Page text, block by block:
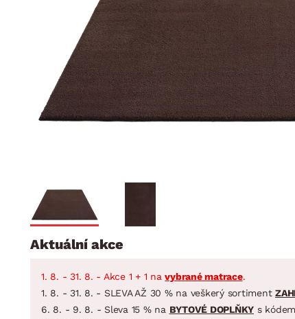
Dětský pokoj
Předsíň, šatna a chodba
Kuchyně
Koupelna
BYTOVÝ TEXTIL
Koberce
Závěsy a žaluzie
Zobrazit vše
STOLOVÁNÍ A
Jídelní servis
Příbory
Hrnce
Pánve
Zobrazit vše
Koupelnové
Jídelní
Zahradní
Aktuální akce
1. 8. - 31. 8. - Akce 1 + 1 navybrané matrace.
1. 8. - 31. 8. - SLEVA AŽ 30 % na veškerý sortiment
6. 8. - 9. 8. - Sleva 15 % na BYTOVÉ DOPLŇKY s kódem